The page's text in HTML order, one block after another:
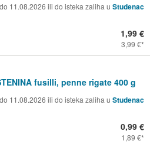
11.08.2026 ili do isteka zaliha u Studenac
1,99 €
3,99 €
fusilli, penne rigate 400 g
11.08.2026 ili do isteka zaliha u Studenac
0,99 €
1,89 €